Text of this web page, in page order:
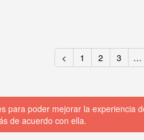
< 1 2 3 …
para poder mejorar la
de acuerdo con ella.